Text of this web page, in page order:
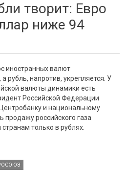
творит: Евро
ниже 94
иностранных валют
рубль, напротив, укрепляется. У
валюты динамики есть
Российской Федерации
и национальному
продажу российского газа
только в рублях.